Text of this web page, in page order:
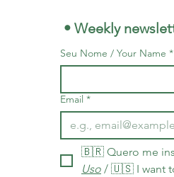
• Weekly
Seu Nome / Your Name *
Email *
🇧🇷 Quero me
Uso / 🇺🇸 I want